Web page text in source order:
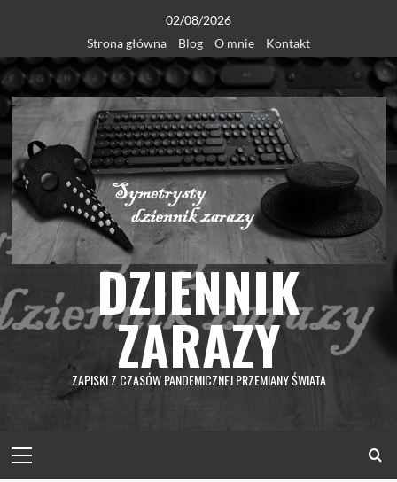
content
02/08/2026
Strona główna
Blog O mnie Kontakt
DZIENNIK
ZARAZY
ZAPISKI Z CZASÓW PANDEMICZNEJ PRZEMIANY ŚWIATA
Menu